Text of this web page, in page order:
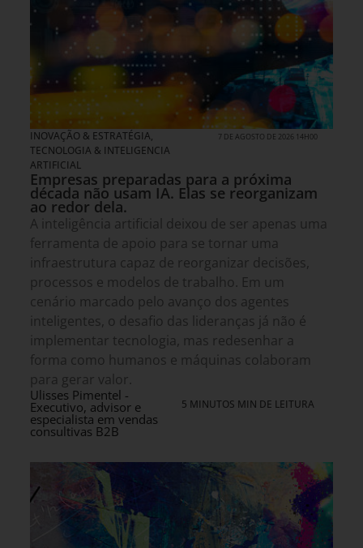
INOVAÇÃO & ESTRATÉGIA,
TECNOLOGIA & INTELIGENCIA
ARTIFICIAL
7 DE AGOSTO DE 2026 14H00
Empresas preparadas para a próxima
década não usam IA. Elas se reorganizam
ao redor dela.
A inteligência artificial deixou de ser apenas uma
ferramenta de apoio para se tornar uma
infraestrutura capaz de reorganizar decisões,
processos e modelos de trabalho. Em um
cenário marcado pelo avanço dos agentes
inteligentes, o desafio das lideranças já não é
implementar tecnologia, mas redesenhar a
forma como humanos e máquinas colaboram
para gerar valor.
Ulisses Pimentel -
Executivo, advisor e
especialista em vendas
consultivas B2B
5 MINUTOS MIN DE LEITURA